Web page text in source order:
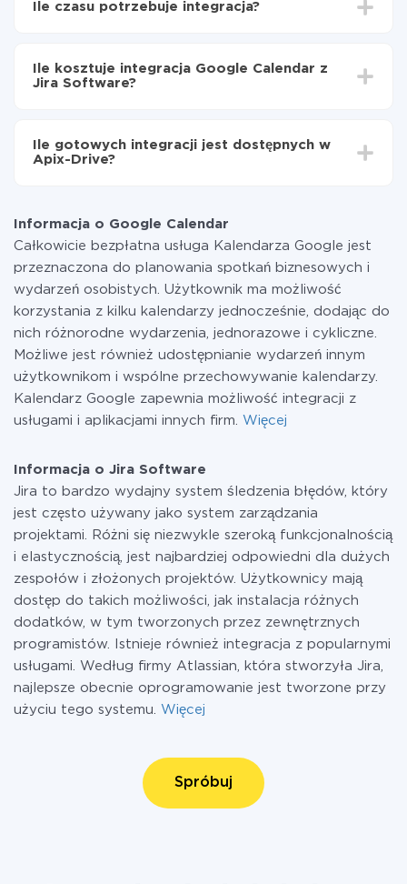
Jira Software
Google Calendar do Jira Software
Ile czasu potrzebuje integracja?
od 5 do 30 minut. Konfiguracja zajmuje średnio 10-15
minut.
Ile kosztuje integracja Google Calendar z
Jira Software?
Płacisz tylko za ilość danych, która faktycznie jest
przekazywana z jednego z Twoich systemów do
w razie potrzeby przełączyć się na płatną. Więcej
informacji otaryfach
Ile gotowych integracji jest dostępnych w
Apix-Drive?
Informacja o Google Calendar
Całkowicie bezpłatna usługa Kalendarza Google jest
przeznaczona do planowania spotkań biznesowych i
wydarzeń osobistych. Użytkownik ma możliwość
korzystania z kilku kalendarzy jednocześnie, dodając do
nich różnorodne wydarzenia, jednorazowe i cykliczne.
Możliwe jest również udostępnianie wydarzeń innym
użytkownikom i wspólne przechowywanie kalendarzy.
Kalendarz Google zapewnia możliwość integracji z
usługami i aplikacjami innych firm. Więcej
Informacja o Jira Software
Jira to bardzo wydajny system śledzenia błędów, który
jest często używany jako system zarządzania
projektami. Różni się niezwykle szeroką funkcjonalnością
i elastycznością, jest najbardziej odpowiedni dla dużych
zespołów i złożonych projektów. Użytkownicy mają
dostęp do takich możliwości, jak instalacja różnych
dodatków, w tym tworzonych przez zewnętrznych
programistów. Istnieje również integracja z popularnymi
usługami. Według firmy Atlassian, która stworzyła Jira,
najlepsze obecnie oprogramowanie jest tworzone przy
użyciu tego systemu. Więcej
Spróbuj